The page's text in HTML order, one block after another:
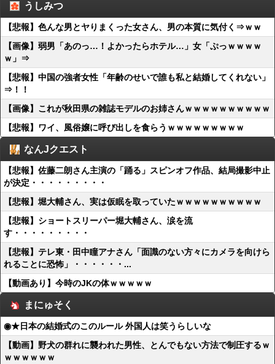
うしみつ
【悲報】色んな男とヤりまくった女さん、男の本質に気付く⇒ｗｗ
【画像】弱男「あのっ…！よかったらホテル…」女「ぷっｗｗｗｗ
ｗ」⇒
【悲報】中国の強者女性「年齢のせいで誰も私と結婚してくれない」
⇒！！
【画像】これが秋田県の雑誌モデルのお姉さんｗｗｗｗｗｗｗｗｗｗ
【悲報】ワイ、風俗嬢に呼び出しを食らうｗｗｗｗｗｗｗｗｗ
なんJクエスト
【悲報】佐藤二朗さん主演の「踊る」スピンオフ作品、結局撮影中止
が決定・・・・・・・・・
【悲報】堀大輔さん、実は仮眠を取っていたｗｗｗｗｗｗｗｗｗｗ
【悲報】ショートスリーパー堀大輔さん、涙を流
す・・・・・・・・・
【悲報】テレ東・田中瞳アナさん「面識のない方々にカメラを向けら
れることに恐怖」・・・・・・...
【動画あり】今時のJKの体ｗｗｗｗｗ
まにゅそく
◉★日本の結婚式のこのルール 外国人は笑うらしいな
【動画】野犬の群れに襲われた男性、とんでもない方法で制圧するｗ
ｗｗｗｗｗｗ